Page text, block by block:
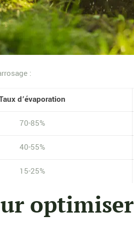
:
d’évaporation
70-85%
40-55%
15-25%
optimiser